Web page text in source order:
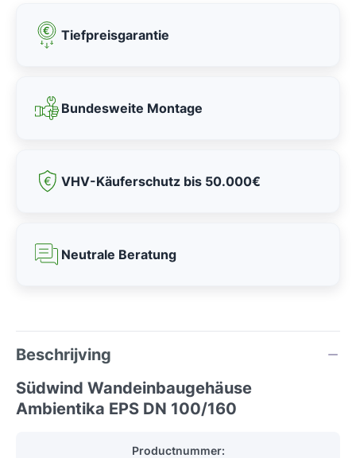
Tiefpreisgarantie
Bundesweite Montage
VHV-Käuferschutz bis 50.000€
Neutrale Beratung
Beschrijving
Südwind Wandeinbaugehäuse
Ambientika EPS DN 100/160
Productnummer: